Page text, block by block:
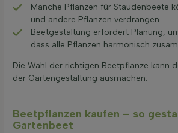
Manche Pflanzen für Staudenbeete
und andere Pflanzen verdrängen.
Beetgestaltung erfordert Planung,
dass alle Pflanzen harmonisch
Die Wahl der richtigen Beetpflanze kann
der Gartengestaltung ausmachen.
Beetpflanzen kaufen – so
Gartenbeet